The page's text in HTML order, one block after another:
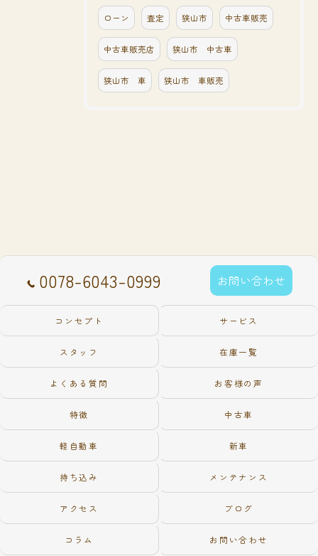
ローン 査定 狭山市 中古車販売
中古車販売店 狭山市 中古車
狭山市 車 狭山市 車販売
0078-6043-0999 お問い合わせ
コンセプト サービス
スタッフ 在庫一覧
よくある質問 お客様の声
特徴 中古車
軽自動車 新車
持ち込み メンテナンス
アクセス ブログ
コラム お問い合わせ